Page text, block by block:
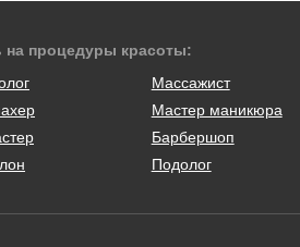
на процедуры красоты:
Массажист
Мастер маникюра
Барбершоп
Подолог